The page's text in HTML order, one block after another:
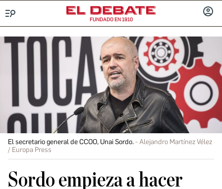
FUNDADO EN 1910
El secretario general de CCOO, Unai Sordo.
Alejandro Martínez Vélez
/ Europa Press
Sordo empieza a hacer